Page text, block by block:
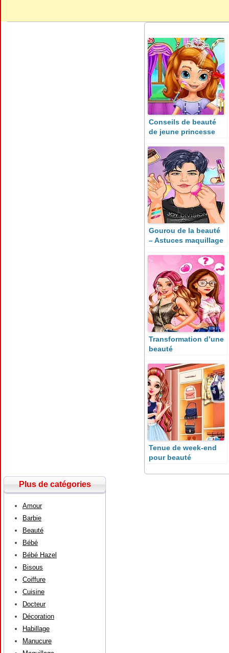
Conseils de beauté
de jeune princesse
Gourou de la beauté
– Astuces maquillage
Transformation d’une
beauté
Tenue de week-end
pour beauté
Plus de catégories
Amour
Barbie
Beauté
Bébé
Bébé Hazel
Bisous
Coiffure
Cuisine
Docteur
Décoration
Habillage
Manucure